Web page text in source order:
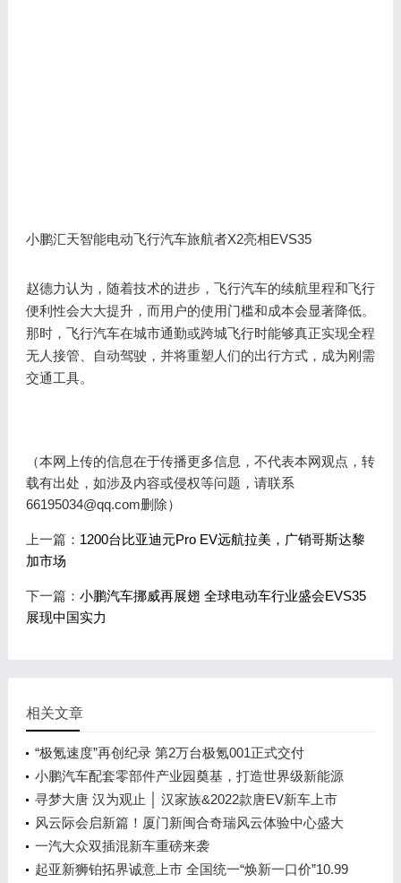
小鹏汇天智能电动飞行汽车旅航者X2亮相EVS35
赵德力认为，随着技术的进步，飞行汽车的续航里程和飞行
便利性会大大提升，而用户的使用门槛和成本会显著降低。
那时，飞行汽车在城市通勤或跨城飞行时能够真正实现全程
无人接管、自动驾驶，并将重塑人们的出行方式，成为刚需
交通工具。
（本网上传的信息在于传播更多信息，不代表本网观点，转
载有出处，如涉及内容或侵权等问题，请联系
66195034@qq.com删除）
上一篇： 1200台比亚迪元Pro EV远航拉美，广销哥斯达黎
加市场
下一篇： 小鹏汽车挪威再展翅 全球电动车行业盛会EVS35
展现中国实力
相关文章
“极氪速度”再创纪录 第2万台极氪001正式交付
小鹏汽车配套零部件产业园奠基，打造世界级新能源
智能汽车集群
寻梦大唐 汉为观止 │ 汉家族&2022款唐EV新车上市
发布会，敬请期待！
风云际会启新篇！厦门新闽合奇瑞风云体验中心盛大
开业
一汽大众双插混新车重磅来袭
起亚新狮铂拓界诚意上市 全国统一“焕新一口价”10.99